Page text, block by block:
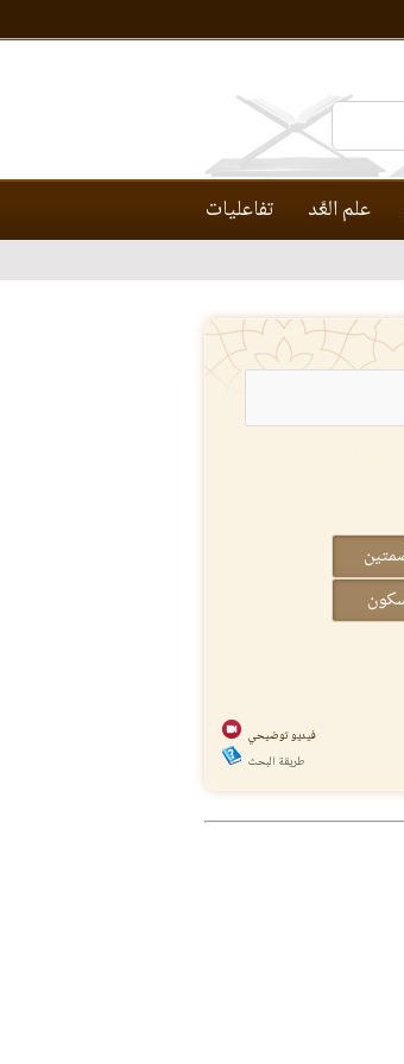
علم العَّد تفاعليات
فيديو توضيحي
طريقة البحث